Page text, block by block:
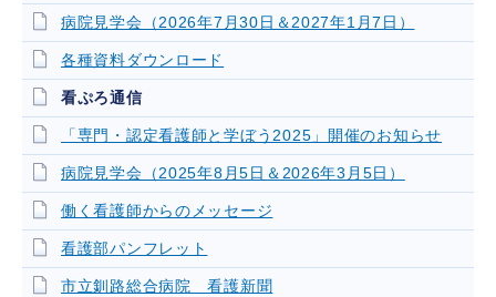
病院見学会（2026年7月30日＆2027年1月7日）
各種資料ダウンロード
看ぷろ通信
「専門・認定看護師と学ぼう2025」開催のお知らせ
病院見学会（2025年8月5日＆2026年3月5日）
働く看護師からのメッセージ
看護部パンフレット
市立釧路総合病院 看護新聞